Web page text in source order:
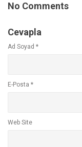
No Comments
Cevapla
Ad Soyad *
E-Posta *
Web Site